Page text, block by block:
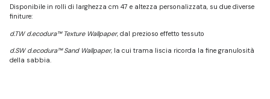
Disponibile in rolli di larghezza cm 47 e altezza personalizzata, su due diverse
finiture:
d.TW d.ecodura™ Texture Wallpaper, dal prezioso effetto tessuto
d.SW d.ecodura™ Sand Wallpaper, la cui trama liscia ricorda la fine granulosità
della sabbia.